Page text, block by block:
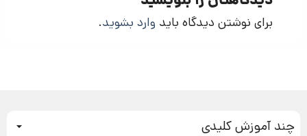
برای نوشتن دیدگاه باید وارد بشوید.
چند آموزش کلیدی